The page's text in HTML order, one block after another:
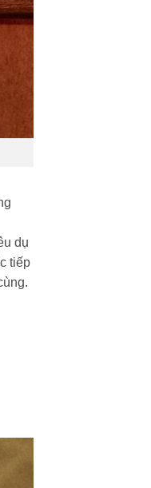
dụ
tiếp